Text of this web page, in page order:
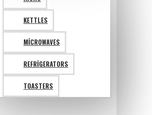
KETTLES
MICROWAVES
REFRIGERATORS
TOASTERS